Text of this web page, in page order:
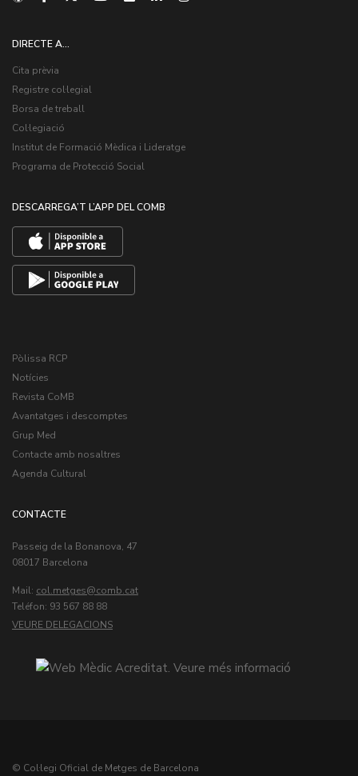
DIRECTE A...
Cita prèvia
Registre col·legial
Borsa de treball
Col·legiació
Institut de Formació Mèdica i Lideratge
Programa de Protecció Social
DESCARREGA’T L’APP DEL COMB
Pòlissa RCP
Notícies
Revista CoMB
Avantatges i descomptes
Grup Med
Contacte amb nosaltres
Agenda Cultural
CONTACTE
Passeig de la Bonanova, 47
08017 Barcelona
Mail: col.metges
Teléfon: 93 567 88 88
VEURE DELEGACIONS
© Col·legi Oficial de Metges de Barcelona